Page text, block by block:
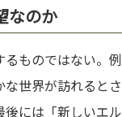
なのか
ものではない。例
な世界が訪れるとさ
には「新しいエル